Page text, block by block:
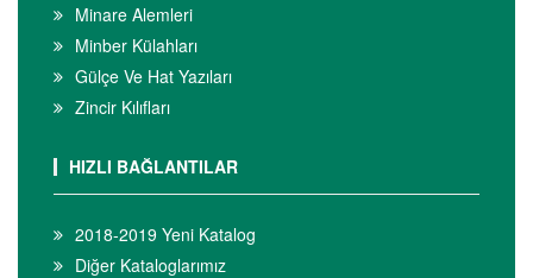
Minare Alemleri
Minber Külahları
Gülçe Ve Hat Yazıları
Zincir Kılıfları
HIZLI BAĞLANTILAR
2018-2019 Yeni Katalog
Diğer Kataloglarımız